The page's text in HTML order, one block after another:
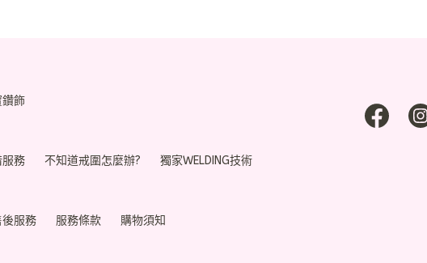
飾
務 不知道戒圍怎麼辦? 獨家WELDING技術
後服務 服務條款 購物須知